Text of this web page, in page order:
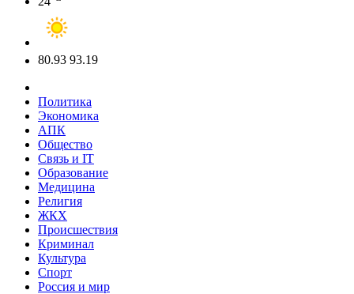
80.93 93.19
Политика
Экономика
АПК
Общество
Связь и IT
Образование
Медицина
Религия
ЖКХ
Происшествия
Криминал
Культура
Спорт
Россия и мир